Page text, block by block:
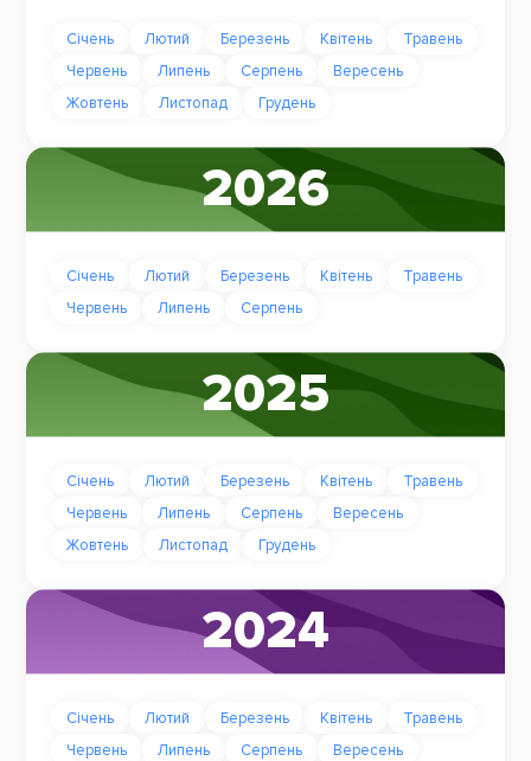
Січень Лютий Березень Квітень
Травень
Червень
Липень Серпень
Вересень
Жовтень
Листопад Грудень
2026
Січень Лютий Березень Квітень
Травень
Червень
Липень Серпень
2025
Січень Лютий Березень Квітень
Травень
Червень
Липень Серпень
Вересень
Жовтень
Листопад Грудень
2024
Січень Лютий Березень Квітень
Травень
Червень
Липень Серпень
Вересень